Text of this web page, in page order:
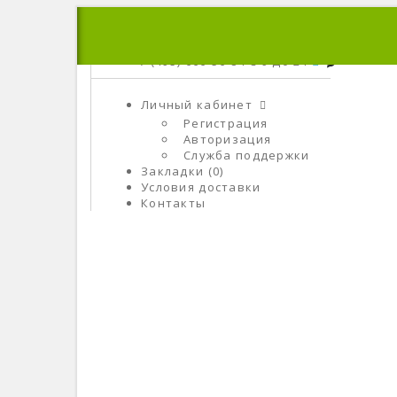
+7 (495) 666-56-84C 9 До 21
Личный кабинет
Регистрация
Авторизация
Служба поддержки
Закладки (0)
Условия доставки
Контакты